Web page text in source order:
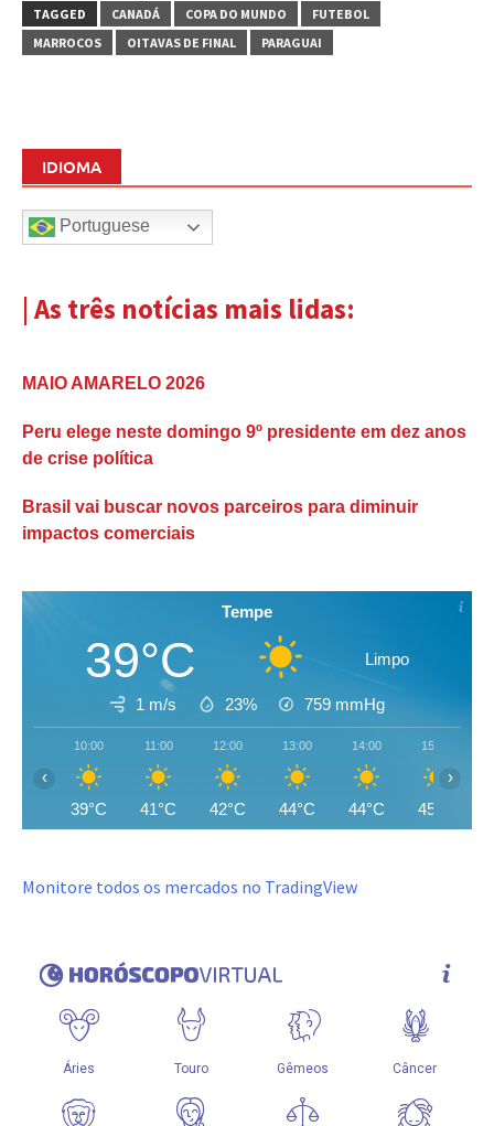
TAGGED
CANADÁ COPA DO MUNDO
FUTEBOL
MARROCOS
OITAVAS DE FINAL PARAGUAI
IDIOMA
Portuguese
| As três notícias mais lidas:
MAIO AMARELO 2026
Peru elege neste domingo 9º presidente em dez anos
de crise política
Brasil vai buscar novos parceiros para diminuir
impactos comerciais
Tempe
39°C Limpo
1 m/s 23% 759 mmHg
10:00
39°C
11:00
41°C
12:00
42°C
13:00
44°C
14:00
44°C
15:00
45°C
‹ ›
Monitore todos os mercados no TradingView